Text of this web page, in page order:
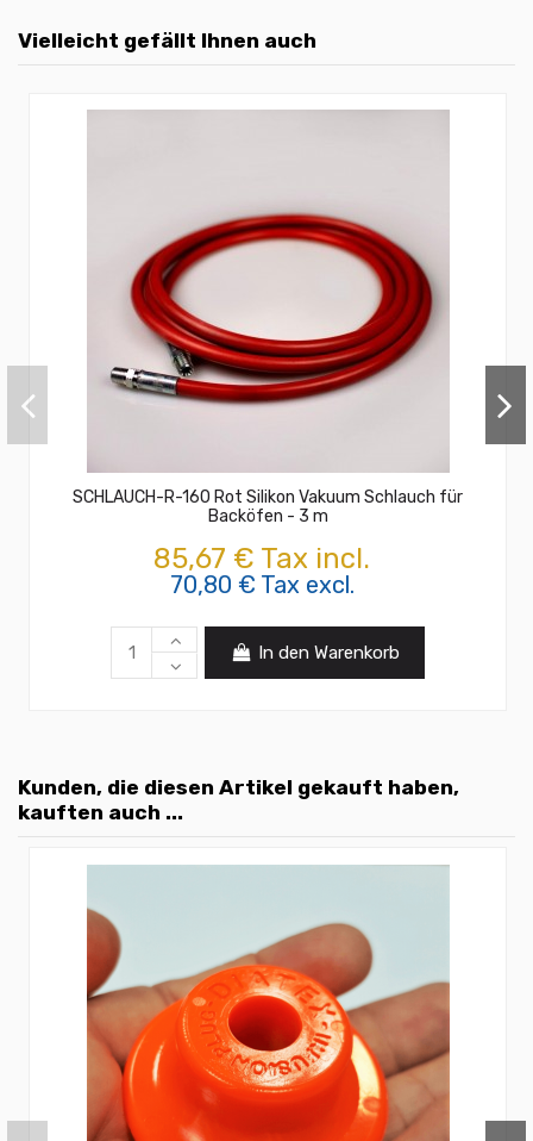
Vielleicht gefällt Ihnen auch
SCHLAUCH-R-160 Rot Silikon Vakuum Schlauch für
Backöfen - 3 m
85,67 € Tax incl.
70,80 € Tax excl.
In den Warenkorb
Kunden, die diesen Artikel gekauft haben,
kauften auch ...